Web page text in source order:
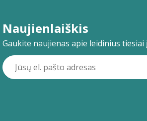
Naujienlaiškis
Gaukite naujienas apie leidinius tiesiai